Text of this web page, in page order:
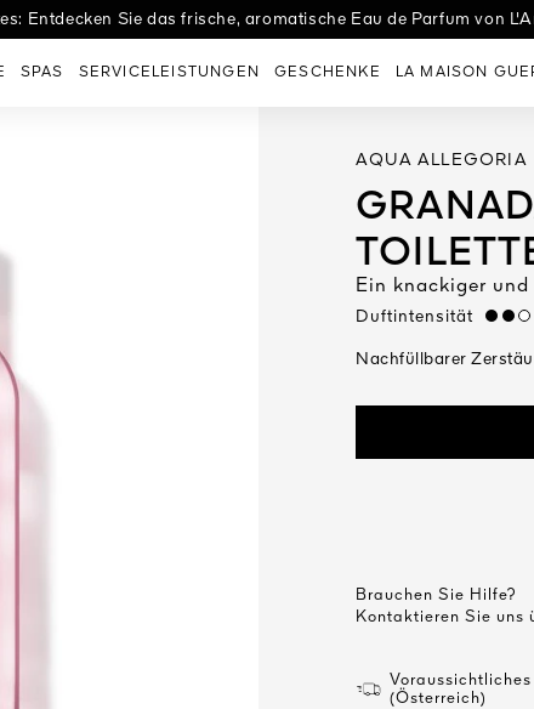
Eaux: Entdecken Sie Eau de Tulle, den perfekten Duft zur
Entdecken Sie das frische, aromatische Eau de Parfum von
SPAS SERVICELEISTUNGEN GESCHENKE LA MAISON
AQUA ALLEGORIA
Ein knackiger
Duftintensität
Brauchen Sie Hilfe?
Kontaktieren Sie uns
(Österreich)